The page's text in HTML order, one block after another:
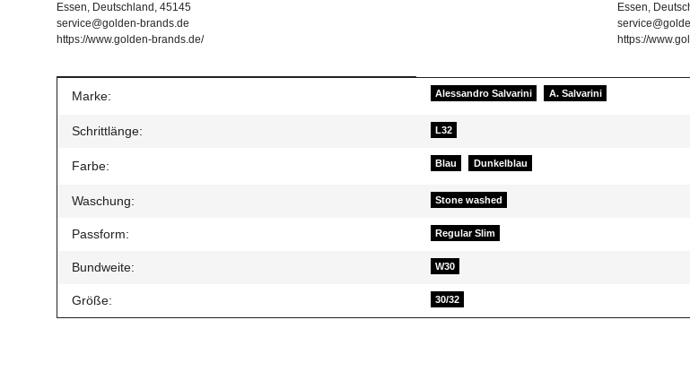
Essen, Deutschland, 45145
service@golden-brands.de
https://www.golden-brands.de/
Essen,
https://
Produkteigenschaft
Wert
Marke: Alessandro Salvarini A. Salvarini
Schrittlänge: L32
Farbe: Blau Dunkelblau
Waschung: Stone washed
Passform: Regular Slim
Bundweite: W30
Größe: 30/32